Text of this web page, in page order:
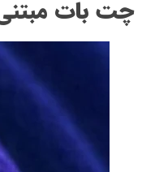
چت بات